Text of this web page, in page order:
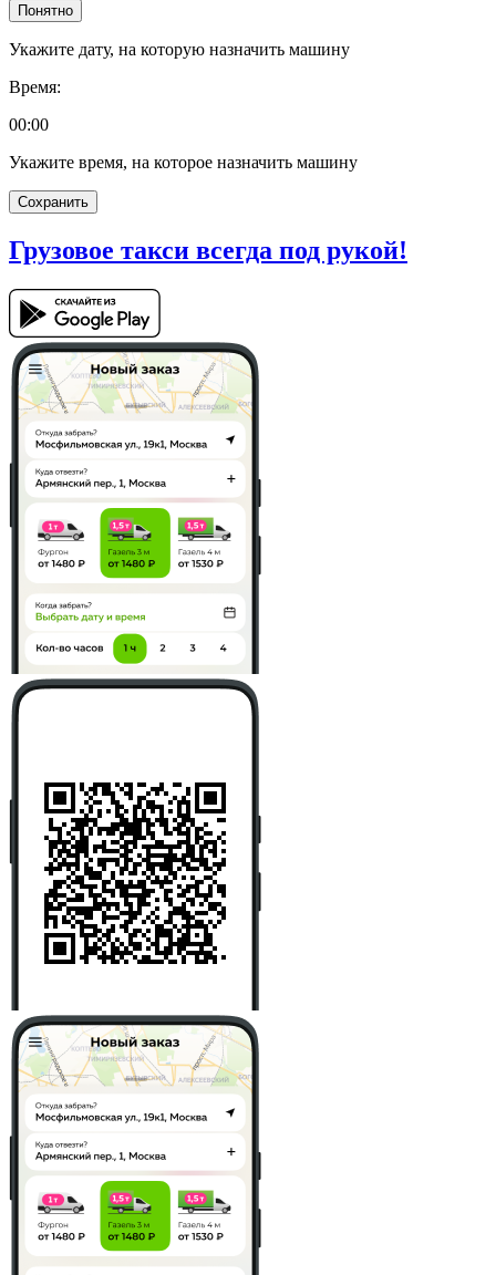
Понятно
Укажите дату, на которую назначить машину
Время:
00:00
Укажите время, на которое назначить машину
Сохранить
Грузовое такси всегда под рукой!